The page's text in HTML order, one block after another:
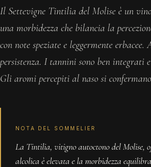
Il Settevigne Tintilia del Molise è un
una morbidezza che bilancia la
con note speziate e leggermente
persistenza. I tannini sono ben integrati
Gli aromi percepiti al naso si
NOTA DEL SOMMELIER
La Tintilia, vitigno autoctono del Molise,
alcolica è elevata e la morbidezza